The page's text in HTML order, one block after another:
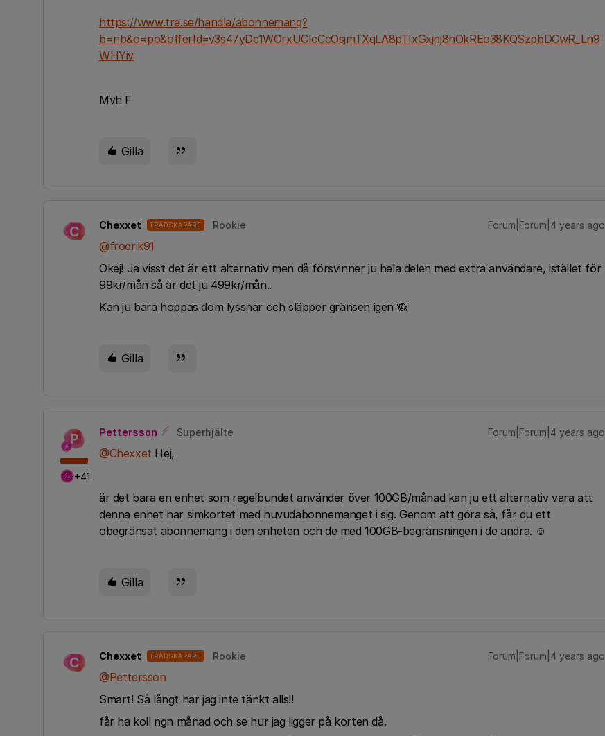
https://www.tre.se/handla/abonnemang?
b=nb&o=po&offerId=v3s47yDc1WOrxUCIcCcOsjmTXqLA8pTIxGxjnj8hOkREo38KQSzpbDCwR_Ln9
WHYiv
Mvh F
Gilla
C Chexxet TRÅDSKAPARE Rookie Forum|Forum|4 years ago
@frodrik91
Okej! Ja visst det är ett alternativ men då försvinner ju hela delen med extra användare, istället för
99kr/mån så är det ju 499kr/mån..
Kan ju bara hoppas dom lyssnar och släpper gränsen igen 🙈
Gilla
P
+41
Pettersson Superhjälte Forum|Forum|4 years ago
@Chexxet Hej,
är det bara en enhet som regelbundet använder över 100GB/månad kan ju ett alternativ vara att
denna enhet har simkortet med huvudabonnemanget i sig. Genom att göra så, får du ett
obegränsat abonnemang i den enheten och de med 100GB-begränsningen i de andra. ☺️
Gilla
C Chexxet TRÅDSKAPARE Rookie Forum|Forum|4 years ago
@Pettersson
Smart! Så långt har jag inte tänkt alls!!
får ha koll ngn månad och se hur jag ligger på korten då.